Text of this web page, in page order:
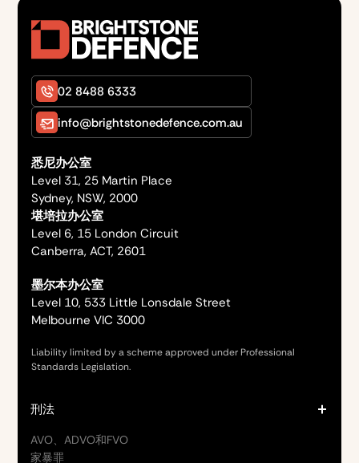
02 8488 6333
info@brightstonedefence.com.au
悉尼办公室
Level 31, 25 Martin Place
Sydney, NSW, 2000
堪培拉办公室
Level 6, 15 London Circuit
Canberra, ACT, 2601
墨尔本办公室
Level 10, 533 Little Lonsdale Street
Melbourne VIC 3000
Liability limited by a scheme approved under Professional
Standards Legislation.
刑法
AVO、ADVO和FVO
家暴罪